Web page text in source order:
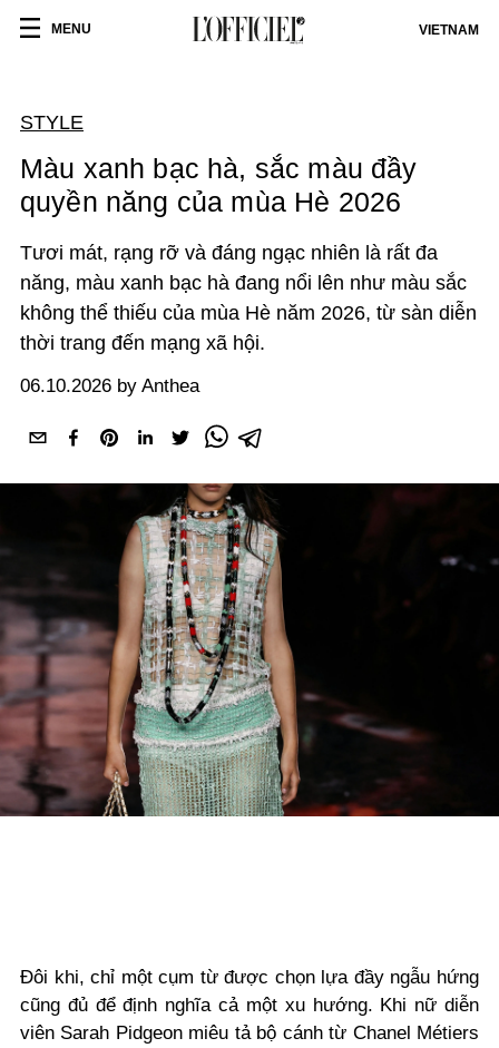
MENU VIETNAM
STYLE
Màu xanh bạc hà, sắc màu đầy
quyền năng của mùa Hè 2026
Tươi mát, rạng rỡ và đáng ngạc nhiên là rất đa
năng, màu xanh bạc hà đang nổi lên như màu sắc
không thể thiếu của mùa Hè năm 2026, từ sàn diễn
thời trang đến mạng xã hội.
06.10.2026 by Anthea
Đôi khi, chỉ một cụm từ được chọn lựa đầy ngẫu hứng
cũng đủ để định nghĩa cả một xu hướng. Khi nữ diễn
viên Sarah Pidgeon miêu tả bộ cánh từ Chanel Métiers